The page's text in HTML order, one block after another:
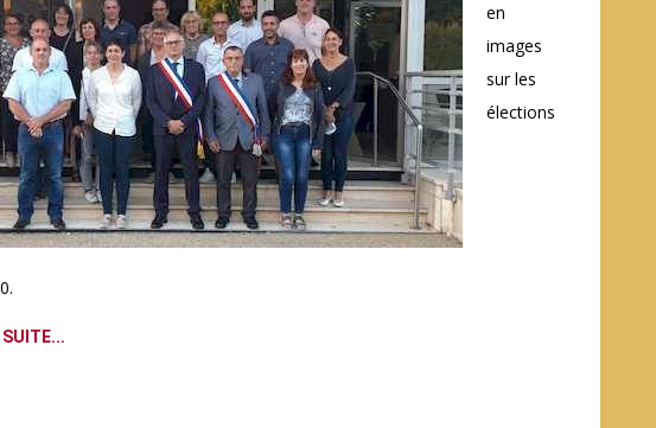
en
images
sur les
élections
SUITE...